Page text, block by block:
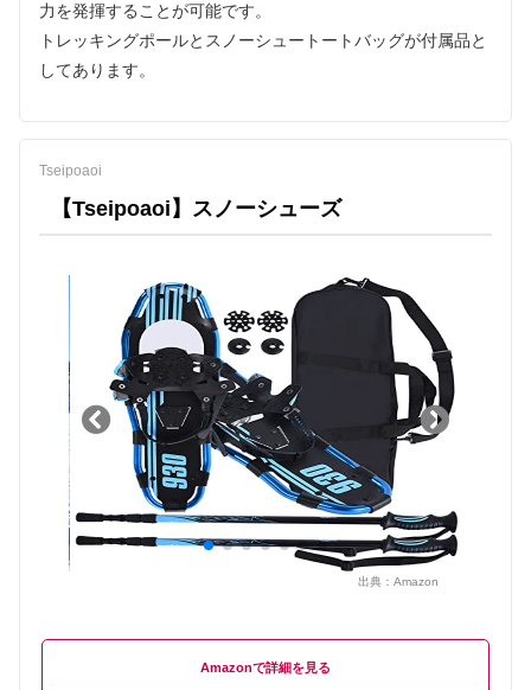
力を発揮することが可能です。
トレッキングポールとスノーシュートートバッグが付属品と
してあります。
Tseipoaoi
【Tseipoaoi】スノーシューズ
出典： Amazon
Amazon